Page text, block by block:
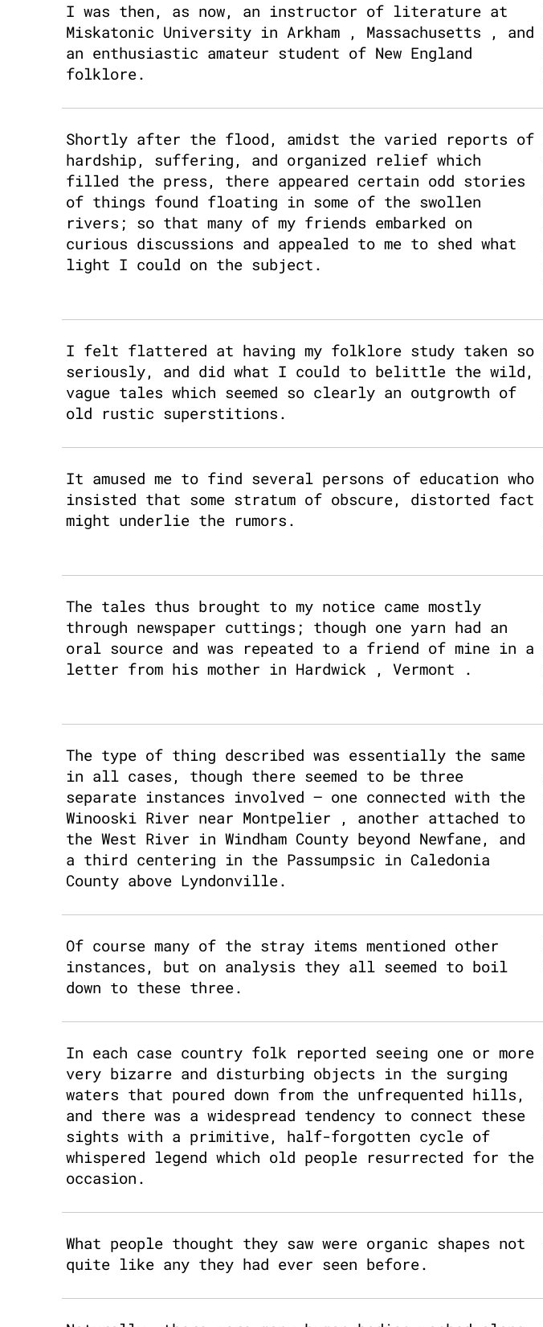
I was then, as now, an instructor of literature at
Miskatonic University in Arkham , Massachusetts , and
an enthusiastic amateur student of New England
folklore.
Shortly after the flood, amidst the varied reports of
hardship, suffering, and organized relief which
filled the press, there appeared certain odd stories
of things found floating in some of the swollen
rivers; so that many of my friends embarked on
curious discussions and appealed to me to shed what
light I could on the subject.
I felt flattered at having my folklore study taken so
seriously, and did what I could to belittle the wild,
vague tales which seemed so clearly an outgrowth of
old rustic superstitions.
It amused me to find several persons of education who
insisted that some stratum of obscure, distorted fact
might underlie the rumors.
The tales thus brought to my notice came mostly
through newspaper cuttings; though one yarn had an
oral source and was repeated to a friend of mine in a
letter from his mother in Hardwick , Vermont .
The type of thing described was essentially the same
in all cases, though there seemed to be three
separate instances involved – one connected with the
Winooski River near Montpelier , another attached to
the West River in Windham County beyond Newfane, and
a third centering in the Passumpsic in Caledonia
County above Lyndonville.
Of course many of the stray items mentioned other
instances, but on analysis they all seemed to boil
down to these three.
In each case country folk reported seeing one or more
very bizarre and disturbing objects in the surging
waters that poured down from the unfrequented hills,
and there was a widespread tendency to connect these
sights with a primitive, half-forgotten cycle of
whispered legend which old people resurrected for the
occasion.
What people thought they saw were organic shapes not
quite like any they had ever seen before.